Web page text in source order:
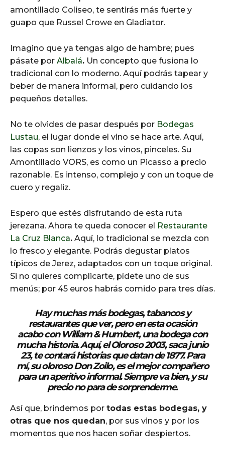
amontillado Coliseo, te sentirás más fuerte y
guapo que Russel Crowe en Gladiator.
Imagino que ya tengas algo de hambre; pues
pásate por Albalá. Un concepto que fusiona lo
tradicional con lo moderno. Aquí podrás tapear y
beber de manera informal, pero cuidando los
pequeños detalles.
No te olvides de pasar después por Bodegas
Lustau, el lugar donde el vino se hace arte. Aquí,
las copas son lienzos y los vinos, pinceles. Su
Amontillado VORS, es como un Picasso a precio
razonable. Es intenso, complejo y con un toque de
cuero y regaliz.
Espero que estés disfrutando de esta ruta
jerezana. Ahora te queda conocer el Restaurante
La Cruz Blanca. Aquí, lo tradicional se mezcla con
lo fresco y elegante. Podrás degustar platos
típicos de Jerez, adaptados con un toque original.
Si no quieres complicarte, pídete uno de sus
menús; por 45 euros habrás comido para tres días.
Hay muchas más bodegas, tabancos y
restaurantes que ver, pero en esta ocasión
acabo conWilliam & Humbert, una bodega con
mucha historia. Aquí, el Oloroso 2003, saca junio
23, te contará historias que datan de 1877. Para
mí, su oloroso Don Zoilo, es el mejor compañero
para un aperitivo informal. Siempre va bien, y su
precio no para de sorprenderme.
Así que, brindemos por todas estas bodegas, y
otras que nos quedan, por sus vinos y por los
momentos que nos hacen soñar despiertos.